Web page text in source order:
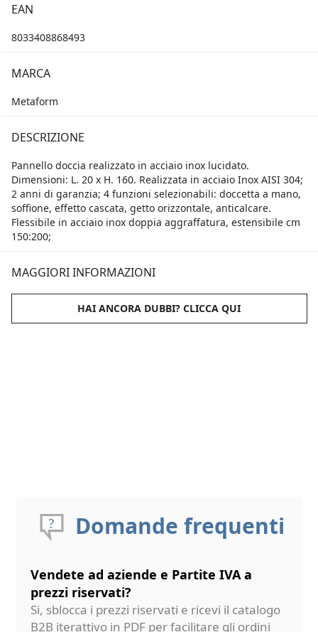
EAN
8033408868493
MARCA
Metaform
DESCRIZIONE
Pannello doccia realizzato in acciaio inox lucidato.
Dimensioni: L. 20 x H. 160. Realizzata in acciaio Inox AISI 304;
2 anni di garanzia; 4 funzioni selezionabili: doccetta a mano,
soffione, effetto cascata, getto orizzontale, anticalcare.
Flessibile in acciaio inox doppia aggraffatura, estensibile cm
150:200;
MAGGIORI INFORMAZIONI
HAI ANCORA DUBBI? CLICCA QUI
Domande frequenti
Vendete ad aziende e Partite IVA a
prezzi riservati?
Si, sblocca i prezzi riservati e ricevi il catalogo
B2B iterattivo in PDF per facilitare gli ordini